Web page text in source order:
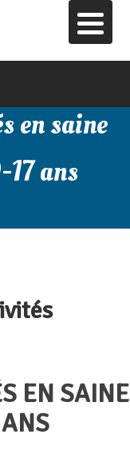
en saine
ans
EN SAINE